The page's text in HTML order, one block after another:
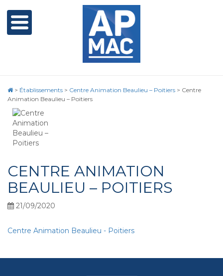
> Établissements > Centre Animation Beaulieu – Poitiers > Centre
Animation Beaulieu – Poitiers
CENTRE ANIMATION
BEAULIEU – POITIERS
21/09/2020
Centre Animation Beaulieu - Poitiers